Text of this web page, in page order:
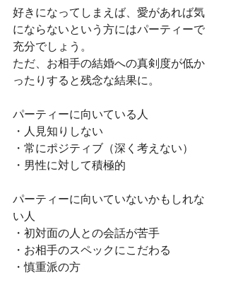
好きになってしまえば、愛があれば気
にならないという方にはパーティーで
充分でしょう。
ただ、お相手の結婚への真剣度が低か
ったりすると残念な結果に。
パーティーに向いている人
・人見知りしない
・常にポジティブ（深く考えない）
・男性に対して積極的
パーティーに向いていないかもしれな
い人
・初対面の人との会話が苦手
・お相手のスペックにこだわる
・慎重派の方